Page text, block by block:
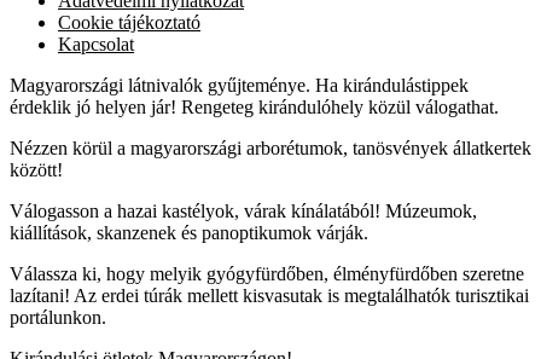
Cookie tájékoztató
Kapcsolat
Magyarországi látnivalók gyűjteménye. Ha kirándulástippek
érdeklik jó helyen jár! Rengeteg kirándulóhely közül válogathat.
Nézzen körül a magyarországi arborétumok, tanösvények állatkertek
között!
Válogasson a hazai kastélyok, várak kínálatából! Múzeumok,
kiállítások, skanzenek és panoptikumok várják.
Válassza ki, hogy melyik gyógyfürdőben, élményfürdőben szeretne
lazítani! Az erdei túrák mellett kisvasutak is megtalálhatók turisztikai
portálunkon.